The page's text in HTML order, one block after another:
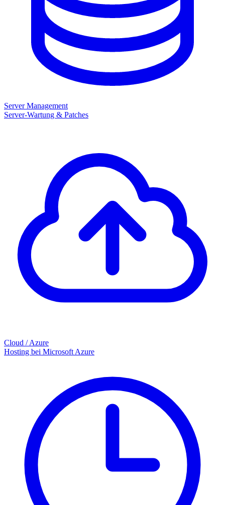
Server Management
Server-Wartung & Patches
Cloud / Azure
Hosting bei Microsoft Azure